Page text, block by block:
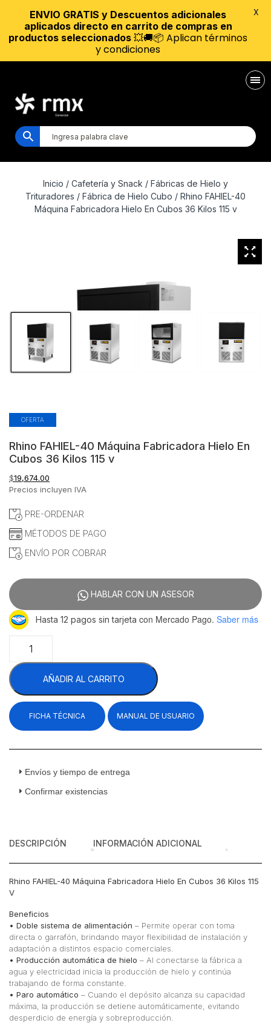
Inicio / Cafetería y Snack / Fábricas de Hielo y
Trituradores / Fábrica de Hielo Cubo / Rhino FAHIEL-40
Máquina Fabricadora Hielo En Cubos 36 Kilos 115 v
OFERTA
Rhino FAHIEL-40 Máquina Fabricadora Hielo En
Cubos 36 Kilos 115 v
$19,674.00
Precios incluyen IVA
PRE-ORDENAR
MÉTODOS DE PAGO
ENVÍO POR COBRAR
HABLAR CON UN ASESOR
Hasta 12 pagos sin tarjeta con Mercado Pago. Saber más
FAHIEL-
40
Máquina
Fabricadora
Hielo
En
Cubos
cantidad
AÑADIR AL CARRITO
FICHA TÉCNICA MANUAL DE USUARIO
Envíos y tiempo de entrega
Confirmar existencias
DESCRIPCIÓN INFORMACIÓN ADICIONAL
Rhino FAHIEL-40 Máquina Fabricadora Hielo En Cubos 36 Kilos 115
V
Beneficios
• Doble sistema de alimentación – Permite operar con toma
directa o garrafón, brindando mayor flexibilidad de instalación y
adaptación a distintos espacio comerciales.
• Producción automática de hielo – Al conectarse la fábrica a
agua y electricidad inicia la producción de hielo y continúa
trabajando de forma constante.
• Paro automático – Cuando el depósito alcanza su capacidad
máxima, la producción se detiene automáticamente, evitando
desperdicio de energía y sobreproducción.
ENVIO GRATIS y Descuentos adicionales
aplicados directo en carrito de compras en
productos seleccionados 💥🚚📦 Aplican términos
y condiciones
X